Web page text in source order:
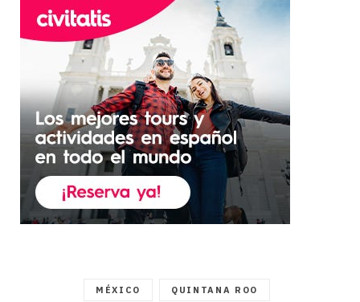
MÉXICO QUINTANA ROO